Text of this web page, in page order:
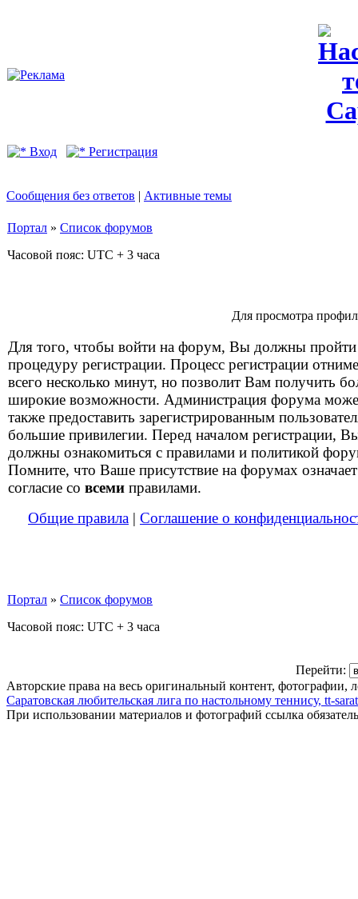
Вход Регистрация
Сообщения без ответов | Активные темы
Портал » Список форумов
Часовой пояс: UTC + 3 часа
Для просмотра
Для того, чтобы войти на форум, Вы должны пройти
процедуру регистрации. Процесс регистрации
всего несколько минут, но позволит Вам получить
широкие возможности. Администрация форума
также предоставить зарегистрированным
большие привилегии. Перед началом регистрации,
должны ознакомиться с правилами и политикой
Помните, что Ваше присутствие на форумах означает
согласие со всеми правилами.
Общие правила | Соглашение о
Портал » Список форумов
Часовой пояс: UTC + 3 часа
Перейти:
Авторские права на весь оригинальный контент, фотографии,
Саратовская любительская лига по настольному теннису, tt-
При использовании материалов и фотографий ссылка